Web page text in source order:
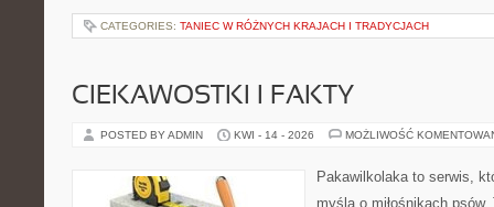
CATEGORIES: TANIEC W RÓŻNYCH KRAJACH I TRADYCJACH
CIEKAWOSTKI I FAKTY
POSTED BY ADMIN KWI - 14 - 2026 MOŻLIWOŚĆ
Pakawilkolaka to serwis,
myślą o miłośnikach